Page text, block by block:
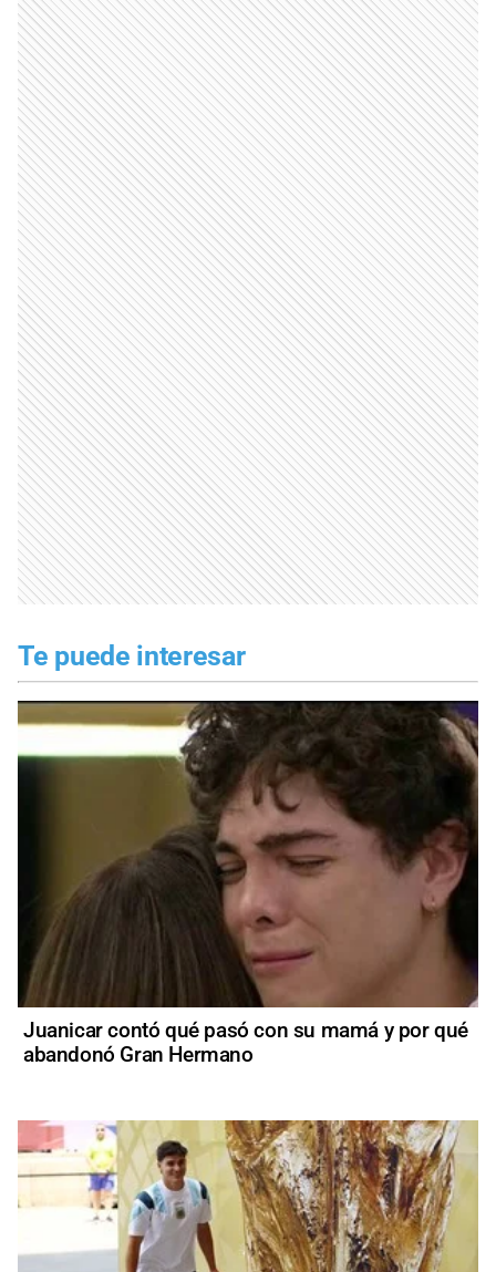
Te puede interesar
Juanicar contó qué pasó con su mamá y por qué
abandonó Gran Hermano